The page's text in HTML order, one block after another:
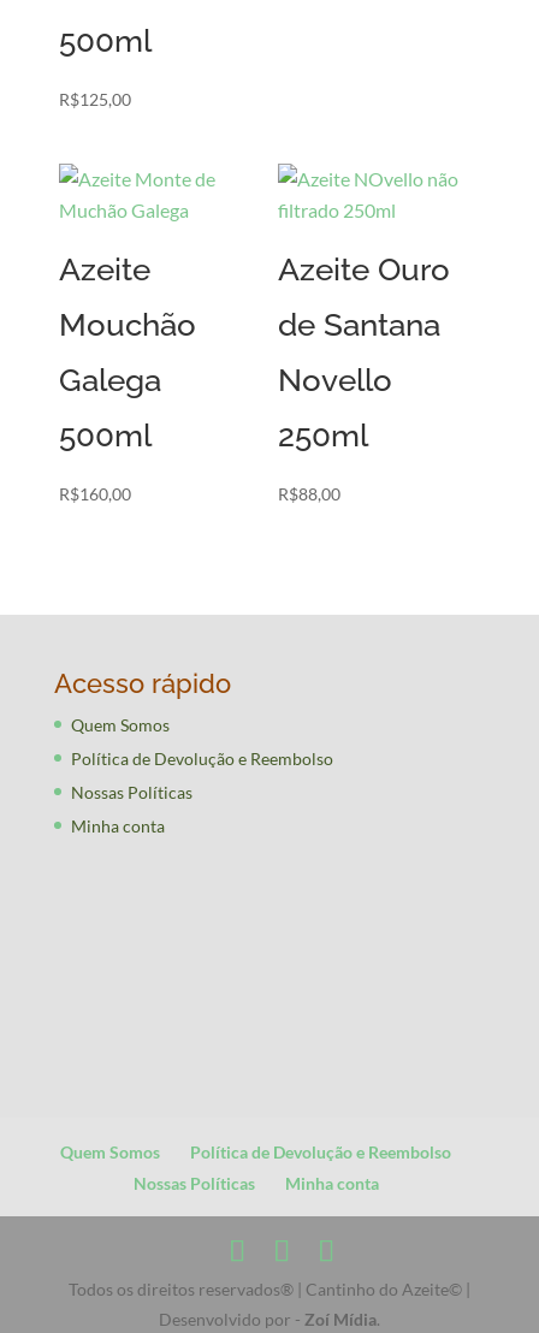
500ml
R$125,00
Azeite
Mouchão
Galega
500ml
R$160,00
Azeite Ouro
de Santana
Novello
250ml
R$88,00
Acesso rápido
Quem Somos
Política de Devolução e Reembolso
Nossas Políticas
Minha conta
Quem Somos
Política de Devolução e Reembolso
Nossas Políticas
Minha conta
Todos os direitos reservados® | Cantinho do Azeite© |
Desenvolvido por - Zoí Mídia.